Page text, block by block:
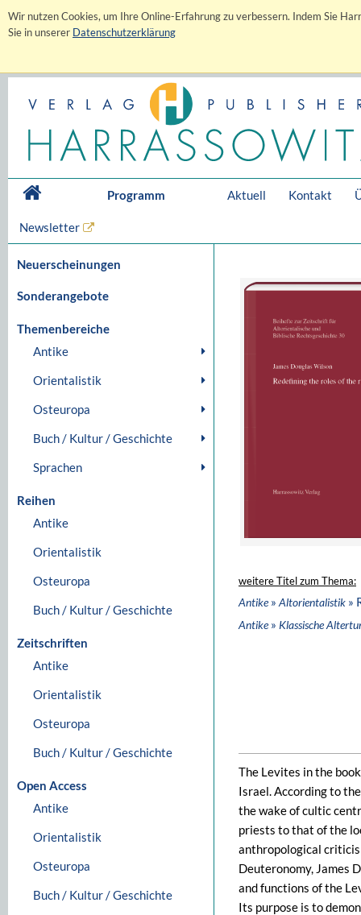
Wir nutzen Cookies, um Ihre Online-Erfahrung zu verbessern. Indem Sie
Sie in unserer Datenschutzerklärung
Programm Aktuell Kontakt
Newsletter
Neuerscheinungen
Sonderangebote
Themenbereiche
Antike
Orientalistik
Osteuropa
Buch / Kultur / Geschichte
Sprachen
Reihen
Antike
Orientalistik
Osteuropa
Buch / Kultur / Geschichte
Zeitschriften
Antike
Orientalistik
Osteuropa
Buch / Kultur / Geschichte
Open Access
Antike
Orientalistik
Osteuropa
Buch / Kultur / Geschichte
weitere Titel zum Thema:
Antike» Altorientalistik »
Antike» Klassische
The Levites in the
Israel. According to
the wake of cultic
priests to that of the
anthropological
Deuteronomy, James
and functions of the
Its purpose is to